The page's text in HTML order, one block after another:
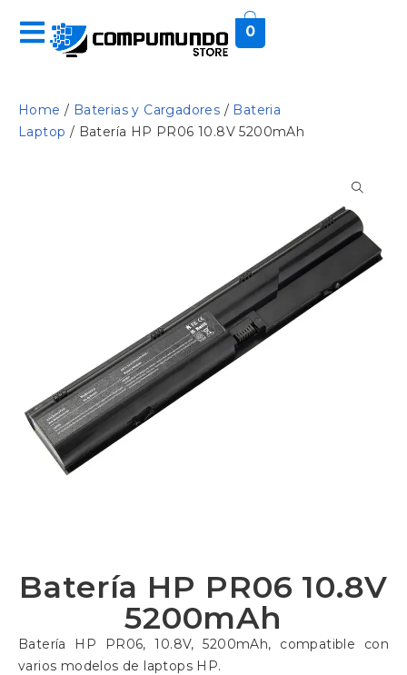
0
Home / Baterias y Cargadores / Bateria
Laptop / Batería HP PR06 10.8V 5200mAh
Batería HP PR06 10.8V
5200mAh
Batería HP PR06, 10.8V, 5200mAh, compatible con
varios modelos de laptops HP.